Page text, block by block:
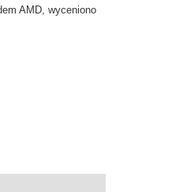
AMD, wyceniono